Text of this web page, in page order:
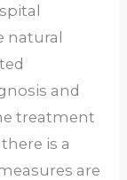
natural
and
treatment
is a
are